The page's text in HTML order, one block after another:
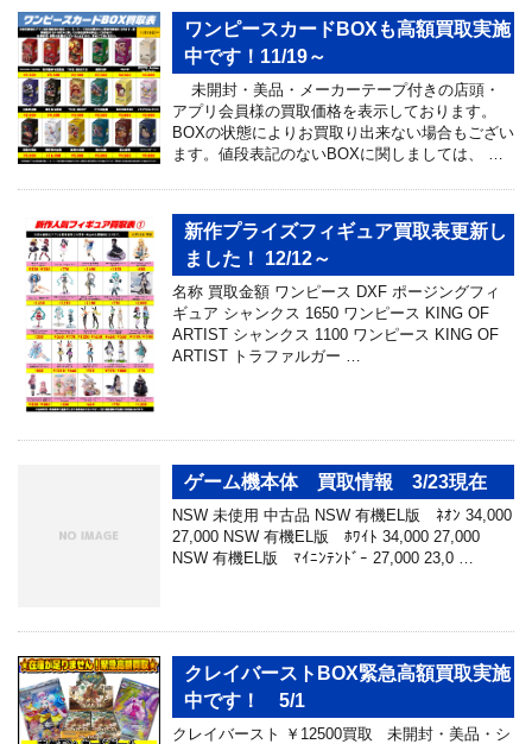
ワンピースカードBOXも高額買取実施
中です！11/19～
未開封・美品・メーカーテープ付きの店頭・
アプリ会員様の買取価格を表示しております。
BOXの状態によりお買取り出来ない場合もござい
ます。値段表記のないBOXに関しましては、 …
新作プライズフィギュア買取表更新し
ました！ 12/12～
名称 買取金額 ワンピース DXF ポージングフィ
ギュア シャンクス 1650 ワンピース KING OF
ARTIST シャンクス 1100 ワンピース KING OF
ARTIST トラファルガー …
ゲーム機本体 買取情報 3/23現在
NSW 未使用 中古品 NSW 有機EL版 ﾈｵﾝ 34,000
27,000 NSW 有機EL版 ﾎﾜｲﾄ 34,000 27,000
NSW 有機EL版 ﾏｲﾆﾝﾃﾝﾄﾞｰ 27,000 23,0 …
クレイバーストBOX緊急高額買取実施
中です！ 5/1
クレイバースト ￥12500買取 未開封・美品・シ